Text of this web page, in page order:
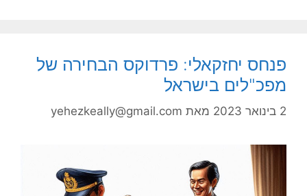
פנחס יחזקאלי: פרדוקס הבחירה של
מפכ"לים בישראל
2 בינואר 2023 מאת yehezkeally@gmail.com